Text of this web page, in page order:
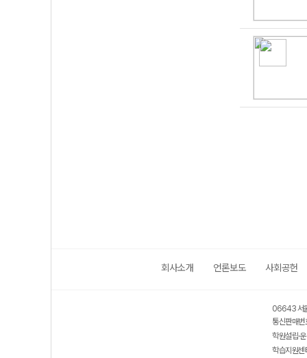
회사소개 언론보도 사회공헌
06643 서
통신판매
학원설립·
학습지원